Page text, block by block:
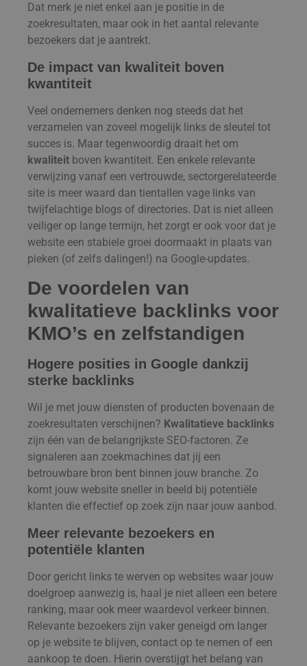
Dat merk je niet enkel aan je positie in de
zoekresultaten, maar ook in het aantal relevante
bezoekers dat je aantrekt.
De impact van kwaliteit boven
kwantiteit
Veel ondernemers denken nog steeds dat het
verzamelen van zoveel mogelijk links de sleutel tot
succes is. Maar tegenwoordig draait het om
kwaliteit boven kwantiteit. Een enkele relevante
verwijzing vanaf een vertrouwde, sectorgerelateerde
site is meer waard dan tientallen vage links van
twijfelachtige blogs of directories. Dat is niet alleen
veiliger op lange termijn, het zorgt er ook voor dat je
website een stabiele groei doormaakt in plaats van
pieken (of zelfs dalingen!) na Google-updates.
De voordelen van
kwalitatieve backlinks voor
KMO’s en zelfstandigen
Hogere posities in Google dankzij
sterke backlinks
Wil je met jouw diensten of producten bovenaan de
zoekresultaten verschijnen? Kwalitatieve backlinks
zijn één van de belangrijkste SEO-factoren. Ze
signaleren aan zoekmachines dat jij een
betrouwbare bron bent binnen jouw branche. Zo
komt jouw website sneller in beeld bij potentiële
klanten die effectief op zoek zijn naar jouw aanbod.
Meer relevante bezoekers en
potentiële klanten
Door gericht links te werven op websites waar jouw
doelgroep aanwezig is, haal je niet alleen een betere
ranking, maar ook meer waardevol verkeer binnen.
Relevante bezoekers zijn vaker geneigd om langer
op je website te blijven, contact op te nemen of een
aankoop te doen. Hierin overstijgt het belang van